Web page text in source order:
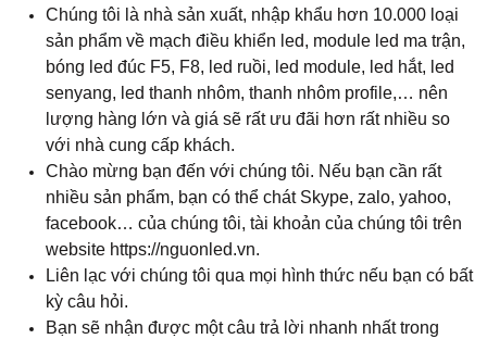
Chúng tôi là nhà sản xuất, nhập khẩu hơn 10.000 loại
sản phẩm về mạch điều khiển led, module led ma trận,
bóng led đúc F5, F8, led ruồi, led module, led hắt, led
senyang, led thanh nhôm, thanh nhôm profile,… nên
lượng hàng lớn và giá sẽ rất ưu đãi hơn rất nhiều so
với nhà cung cấp khách.
Chào mừng bạn đến với chúng tôi. Nếu bạn cần rất
nhiều sản phẩm, bạn có thể chát Skype, zalo, yahoo,
facebook… của chúng tôi, tài khoản của chúng tôi trên
website https://nguonled.vn.
Liên lạc với chúng tôi qua mọi hình thức nếu bạn có bất
kỳ câu hỏi.
Bạn sẽ nhận được một câu trả lời nhanh nhất trong